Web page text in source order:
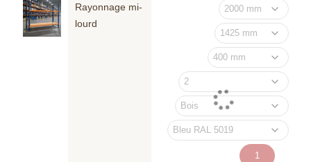
Rayonnage mi-
lourd
quantité